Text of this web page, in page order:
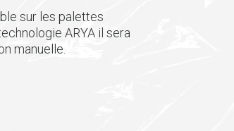
sur les palettes
ARYA il sera
manuelle